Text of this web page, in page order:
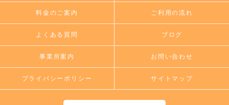
料金のご案内 ご利用の流れ
よくある質問 ブログ
事業所案内 お問い合わせ
プライバシーポリシー サイトマップ